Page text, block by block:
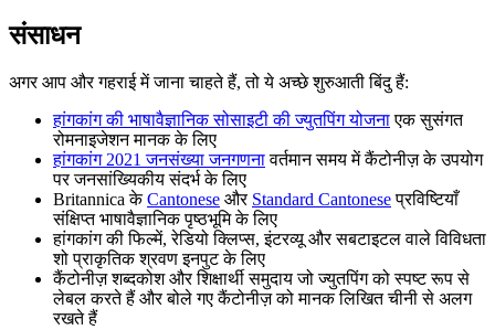
संसाधन
अगर आप और गहराई में जाना चाहते हैं, तो ये अच्छे शुरुआती बिंदु हैं:
हांगकांग की भाषावैज्ञानिक सोसाइटी की ज्युतपिंग योजनाएक सुसंगत
रोमनाइजेशन मानक के लिए
हांगकांग 2021 जनसंख्या जनगणनावर्तमान समय में कैंटोनीज़ के उपयोग
पर जनसांख्यिकीय संदर्भ के लिए
Britannica केCantonese और Standard Cantoneseप्रविष्टियाँ
संक्षिप्त भाषावैज्ञानिक पृष्ठभूमि के लिए
हांगकांग की फिल्में, रेडियो क्लिप्स, इंटरव्यू और सबटाइटल वाले विविधता
शो प्राकृतिक श्रवण इनपुट के लिए
कैंटोनीज़ शब्दकोश और शिक्षार्थी समुदाय जो ज्युतपिंग को स्पष्ट रूप से
लेबल करते हैं और बोले गए कैंटोनीज़ को मानक लिखित चीनी से अलग
रखते हैं